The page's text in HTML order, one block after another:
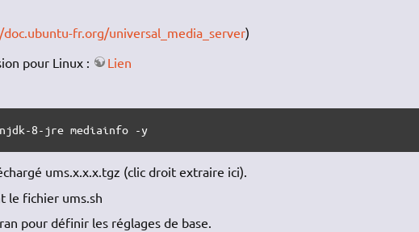
fr.org/universal_media_server)
pour Linux :
Lien
8-jre mediainfo -y
ums.x.x.x.tgz (clic droit extraire ici).
le fichier ums.sh
pour définir les réglages de base.